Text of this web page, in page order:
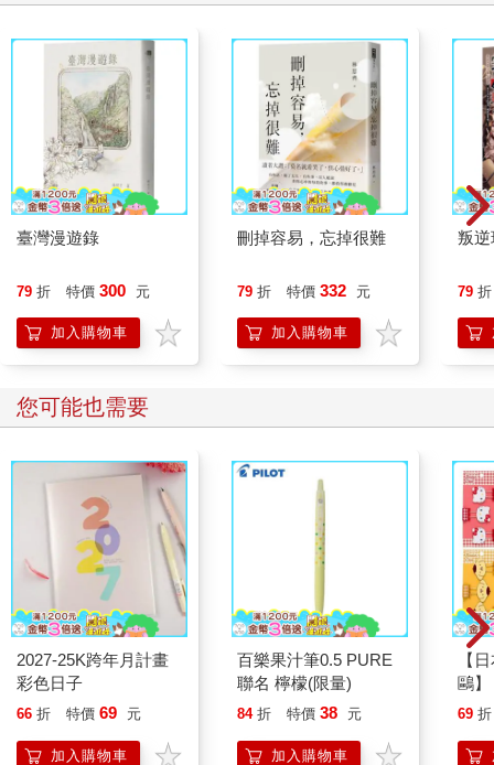
臺灣漫遊錄
79 折 特價 300 元
加入購物車
刪掉容易，忘掉很難
79 折 特價 332 元
加入購物車
叛逆
79 折
您可能也需要
2027-25K跨年月計畫
彩色日子
66 折 特價 69 元
加入購物車
百樂果汁筆0.5 PURE
聯名 檸檬(限量)
84 折 特價 38 元
加入購物車
【
鷗
(8款
企鵝
69 折